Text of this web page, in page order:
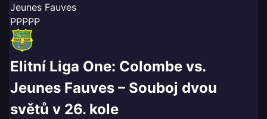
Jeunes Fauves
PPPPP
Elitní Liga One: Colombe vs.
Jeunes Fauves – Souboj dvou
světů v 26. kole